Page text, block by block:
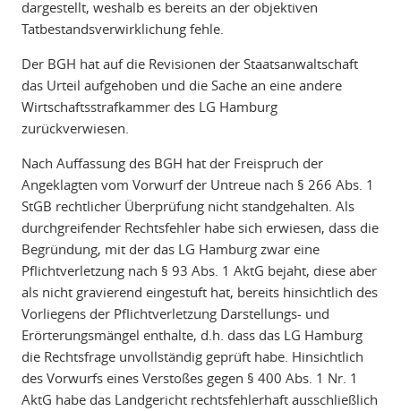
dargestellt, weshalb es bereits an der objektiven
Tatbestandsverwirklichung fehle.
Der BGH hat auf die Revisionen der Staatsanwaltschaft
das Urteil aufgehoben und die Sache an eine andere
Wirtschaftsstrafkammer des LG Hamburg
zurückverwiesen.
Nach Auffassung des BGH hat der Freispruch der
Angeklagten vom Vorwurf der Untreue nach § 266 Abs. 1
StGB rechtlicher Überprüfung nicht standgehalten. Als
durchgreifender Rechtsfehler habe sich erwiesen, dass die
Begründung, mit der das LG Hamburg zwar eine
Pflichtverletzung nach § 93 Abs. 1 AktG bejaht, diese aber
als nicht gravierend eingestuft hat, bereits hinsichtlich des
Vorliegens der Pflichtverletzung Darstellungs- und
Erörterungsmängel enthalte, d.h. dass das LG Hamburg
die Rechtsfrage unvollständig geprüft habe. Hinsichtlich
des Vorwurfs eines Verstoßes gegen § 400 Abs. 1 Nr. 1
AktG habe das Landgericht rechtsfehlerhaft ausschließlich